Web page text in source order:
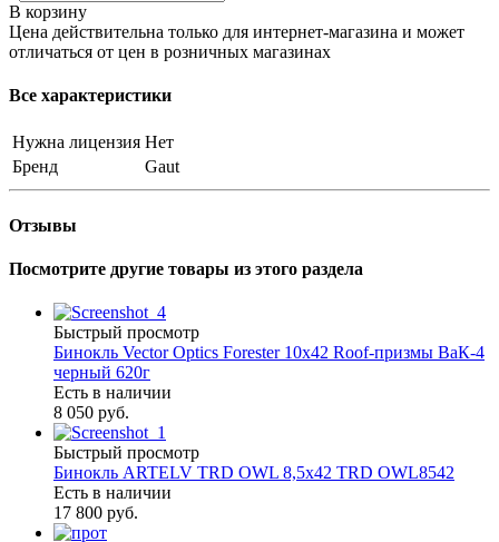
В корзину
Цена действительна только для интернет-магазина и может
отличаться от цен в розничных магазинах
Все характеристики
Нужна лицензия Нет
Бренд
Gaut
Отзывы
Посмотрите другие товары из этого раздела
Быстрый просмотр
Бинокль Vector Optics Forester 10x42 Roof-призмы ВaК-4
черный 620г
Есть в наличии
8 050 руб.
Быстрый просмотр
Бинокль ARTELV TRD OWL 8,5x42 TRD OWL8542
Есть в наличии
17 800 руб.